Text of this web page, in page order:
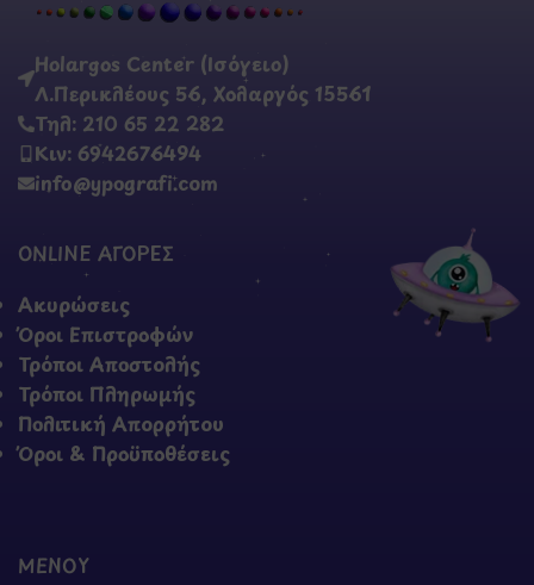
Holargos Center (Ισόγειο)
Λ.Περικλέους 56, Χολαργός 15561
Τηλ: 210 65 22 282
Κιν: 6942676494
info@ypografi.com
ONLINE ΑΓΟΡΕΣ
Ακυρώσεις
Όροι Επιστροφών
Τρόποι Αποστολής
Τρόποι Πληρωμής
Πολιτική Απορρήτου
Όροι & Προϋποθέσεις
ΜΕΝΟΥ